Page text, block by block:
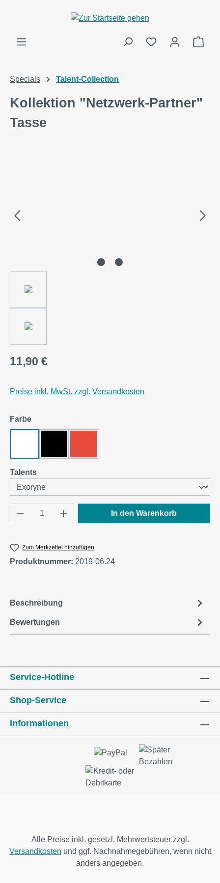
Specials Talent-Collection
Kollektion "Netzwerk-Partner"
Tasse
11,90 €
Preise inkl. MwSt. zzgl. Versandkosten
Farbeauswählen
Talentsauswählen
Produkt Anzahl: Gib den gewünschten
In den Warenkorb
Zum Merkzettel hinzufügen
Produktnummer: 2019-06.24
Beschreibung
Bewertungen
Service-Hotline
Shop-Service
Informationen
Alle Preise inkl. gesetzl. Mehrwertsteuer zzgl.
Versandkosten und ggf. Nachnahmegebühren, wenn nicht
anders angegeben.